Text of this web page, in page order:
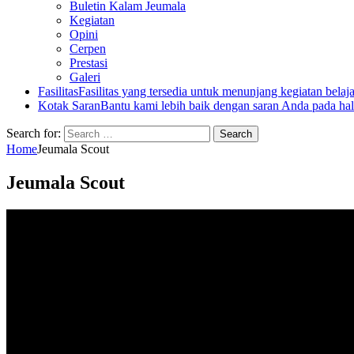
Buletin Kalam Jeumala
Kegiatan
Opini
Cerpen
Prestasi
Galeri
FasilitasFasilitas yang tersedia untuk menunjang kegiatan
Kotak SaranBantu kami lebih baik dengan saran Anda pada
Search for:
HomeJeumala Scout
Jeumala Scout